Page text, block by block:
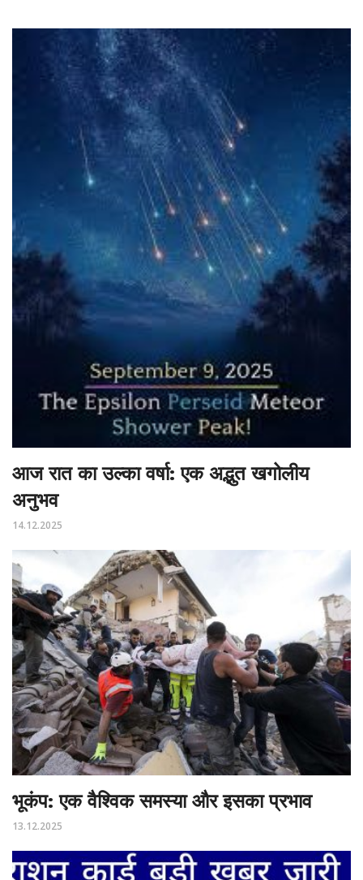
आज रात का उल्का वर्षा: एक अद्भुत खगोलीय
अनुभव
14.12.2025
भूकंप: एक वैश्विक समस्या और इसका प्रभाव
13.12.2025